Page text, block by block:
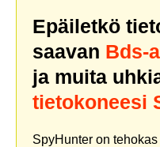
Epäiletkö
saavan Bds-
ja muita
tietokoneesi
SpyHunter on